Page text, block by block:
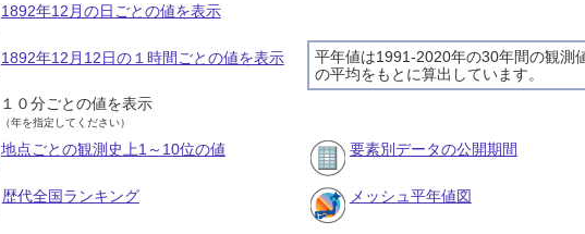
1892年12月の日ごとの値を表示
平年値は1991-2020年の30年間の観測
の平均をもとに算出しています。
1892年12月12日の１時間ごとの値を表示
１０分ごとの値を表示
（年を指定してください）
地点ごとの観測史上1～10位の値 要素別データの公開期間
歴代全国ランキング メッシュ平年値図